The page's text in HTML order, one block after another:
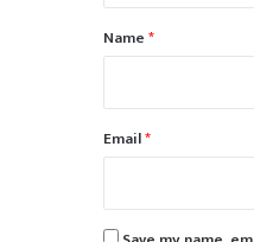
*Name*
Email*